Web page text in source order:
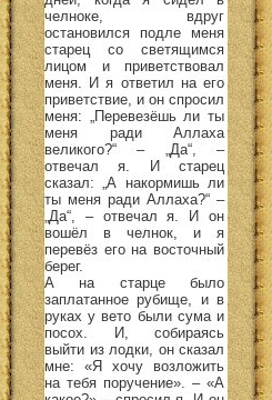
челноке, вдруг
остановился подле меня
старец со светящимся
лицом и приветствовал
меня. И я ответил на его
приветствие, и он спросил
меня: „Перевезёшь ли ты
меня ради Аллаха
великого?“ – „Да“, –
отвечал я. И старец
сказал: „А накормишь ли
ты меня ради Аллаха?“ –
„Да“, – отвечал я. И он
вошёл в челнок, и я
перевёз его на восточный
берег.
А на старце было
заплатанное рубище, и в
руках у вето были сума и
посох. И, собираясь
выйти из лодки, он сказал
мне: «Я хочу возложить
на тебя поручение». – «А